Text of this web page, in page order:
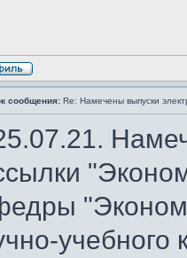
сообщения: Re: Намечены выпуски